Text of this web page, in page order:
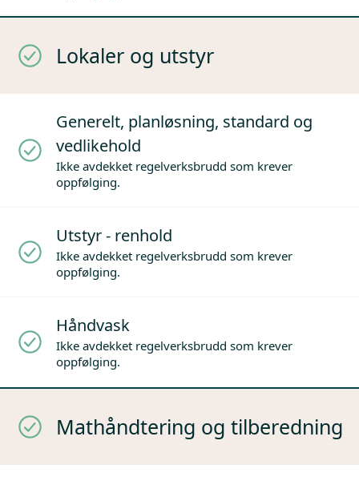
Lokaler og utstyr
Generelt, planløsning, standard og
vedlikehold
Ikke avdekket regelverksbrudd som krever
oppfølging.
Utstyr - renhold
Ikke avdekket regelverksbrudd som krever
oppfølging.
Håndvask
Ikke avdekket regelverksbrudd som krever
oppfølging.
Mathåndtering og tilberedning